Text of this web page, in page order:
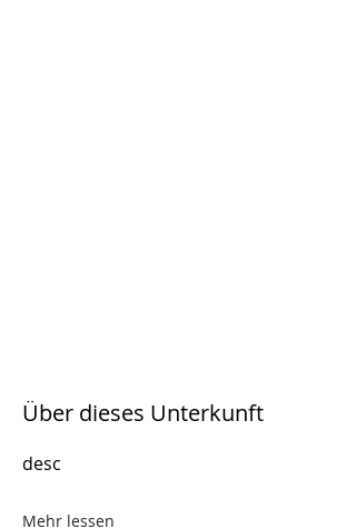
Über dieses Unterkunft
desc
Mehr lessen